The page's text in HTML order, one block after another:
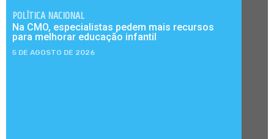
POLÍTICA NACIONAL
Na CMO, especialistas pedem mais recursos
para melhorar educação infantil
5 DE AGOSTO DE 2026